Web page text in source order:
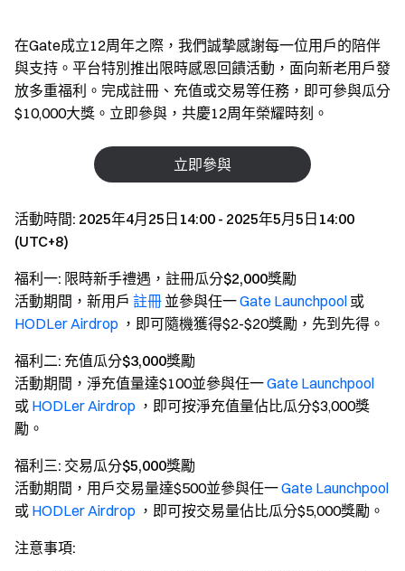
在Gate成立12周年之際，我們誠摯感謝每一位用戶的陪伴
與支持。平台特別推出限時感恩回饋活動，面向新老用戶發
放多重福利。完成註冊、充值或交易等任務，即可參與瓜分
$10,000大獎。立即參與，共慶12周年榮耀時刻。
立即參與
活動時間: 2025年4月25日14:00 - 2025年5月5日14:00
(UTC+8)
福利一: 限時新手禮遇，註冊瓜分$2,000獎勵
活動期間，新用戶 註冊 並參與任一Gate Launchpool 或
HODLer Airdrop ，即可隨機獲得$2-$20獎勵，先到先得。
福利二: 充值瓜分$3,000獎勵
活動期間，淨充值量達$100並參與任一Gate Launchpool
或 HODLer Airdrop ，即可按淨充值量佔比瓜分$3,000獎
勵。
福利三: 交易瓜分$5,000獎勵
活動期間，用戶交易量達$500並參與任一Gate Launchpool
或 HODLer Airdrop ，即可按交易量佔比瓜分$5,000獎勵。
注意事項: